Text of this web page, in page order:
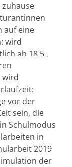
zuhause
auf eine
wird
ab 18.5.,
wird
vor der
sein, die
Schulmodus
in
2019
der